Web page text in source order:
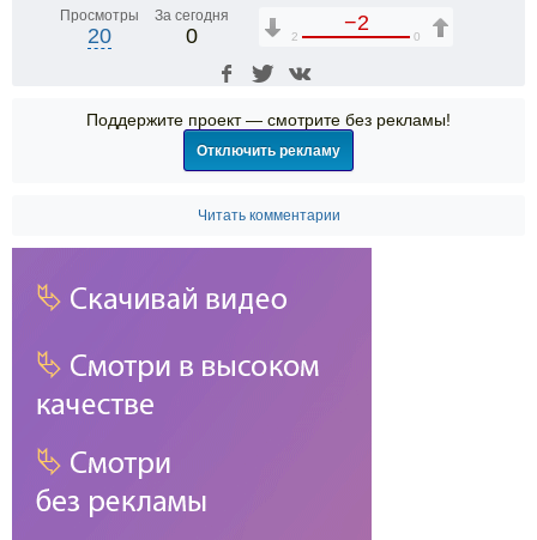
Просмотры
20
За сегодня
0
−2
2 0
Поддержите проект — смотрите без рекламы!
Отключить рекламу
Читать комментарии